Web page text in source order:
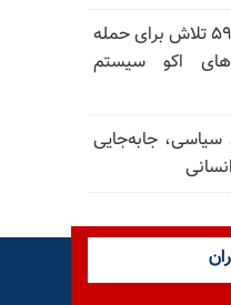
۱۴ میلیون و ۶۲۸ هزار و ۵۹۵ تلاش برای حمله
اکو سیستم
سیاسی، جابه‌جایی